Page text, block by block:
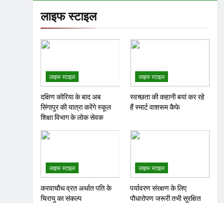
लाइफ स्टाइल
लाइफ स्टाइल
दक्षिण कोरिया के बाद अब
सिंगापुर की यात्रा करेंगे स्कूल
शिक्षा विभाग के लोक सेवक
लाइफ स्टाइल
स्वच्छता की कहानी बयां कर रहे
हैं स्मार्ट वाशरूम कैफे
लाइफ स्टाइल
करवाचौथ व्रत अर्थात पति के
चिरायु का संकल्प
लाइफ स्टाइल
पर्यावरण संरक्षण के लिए
पौधारोपण जरूरी तभी सुरक्षित